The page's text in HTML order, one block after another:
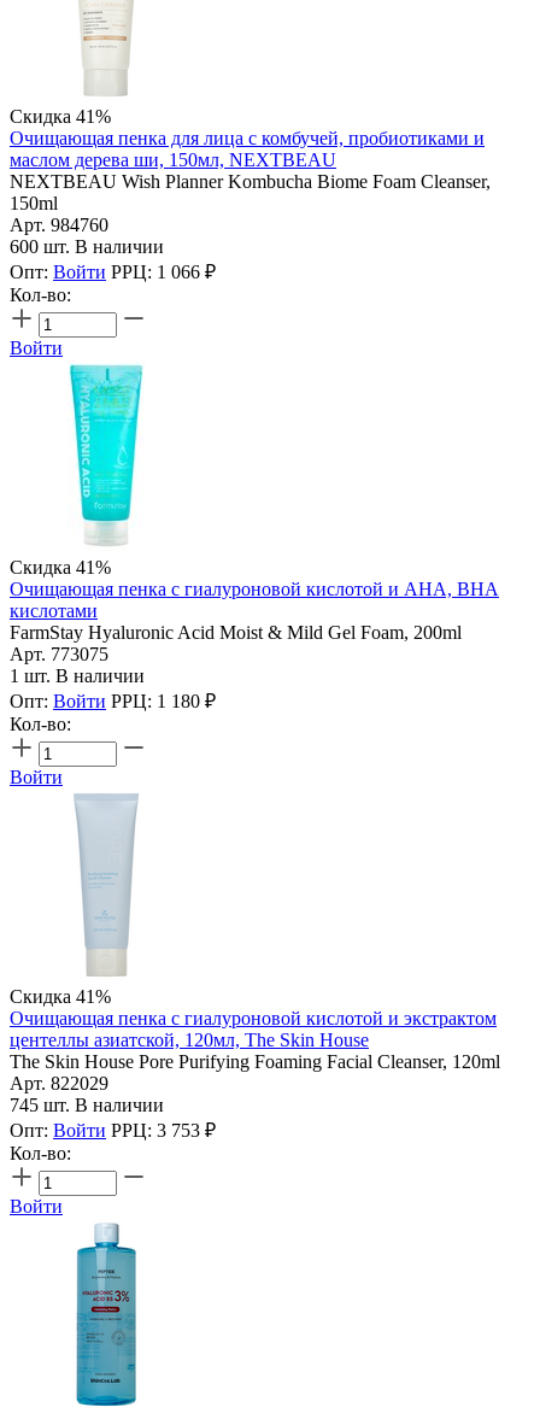
Скидка 41%
Очищающая пенка для лица с комбучей, пробиотиками и
маслом дерева ши, 150мл, NEXTBEAU
NEXTBEAU Wish Planner Kombucha Biome Foam Cleanser,
150ml
Арт. 984760
600 шт. В наличии
Опт: Войти РРЦ: 1 066 ₽
Кол-во:
Войти
Скидка 41%
Очищающая пенка с гиалуроновой кислотой и AHA, BHA
кислотами
FarmStay Hyaluronic Acid Moist & Mild Gel Foam, 200ml
Арт. 773075
1 шт. В наличии
Опт: Войти РРЦ: 1 180 ₽
Кол-во:
Войти
Скидка 41%
Очищающая пенка с гиалуроновой кислотой и экстрактом
центеллы азиатской, 120мл, The Skin House
The Skin House Pore Purifying Foaming Facial Cleanser, 120ml
Арт. 822029
745 шт. В наличии
Опт: Войти РРЦ: 3 753 ₽
Кол-во:
Войти